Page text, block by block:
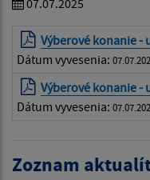
Výberové konanie -
Dátum vyvesenia:
Výberové konanie -
Dátum vyvesenia:
Zoznam